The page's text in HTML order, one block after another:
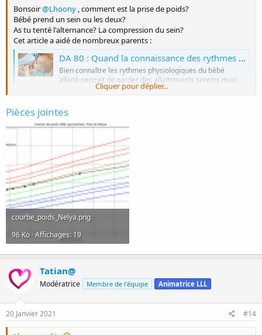
Bonsoir@Lhoony , comment est la prise de poids?
Bébé prend un sein ou les deux?
As tu tenté l'alternance? La compression du sein?
Cet article a aidé de nombreux parents :
DA 80 : Quand la connaissance des rythmes peut lever des obstacles
Bien connaître les rythmes physiologiques du bébé
allaité permet de garder des allaitements sereins mais
aussi de déterminer des situations pouvant nécessiter
www.lllfrance.org
Cliquer pour déplier...
Pièces jointes
courbe_poids_Nelya.png
96 Ko · Affichages: 19
Tatian@
Modératrice Membre de l'équipe Animatrice LLL
20 Janvier 2021 #14